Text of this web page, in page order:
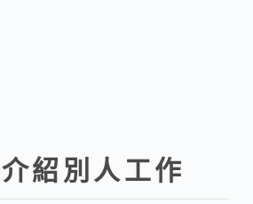
紹別人工作